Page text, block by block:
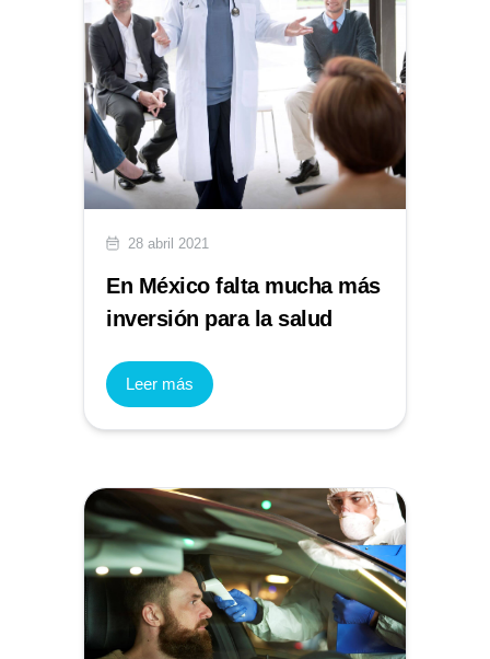
28 abril 2021
En México falta mucha más
inversión para la salud
Leer más